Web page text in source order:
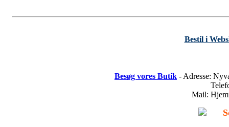
Bestil i
Besøg vores Butik - Adresse:
Mail: